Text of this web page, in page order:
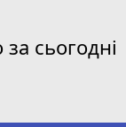
сьогодні